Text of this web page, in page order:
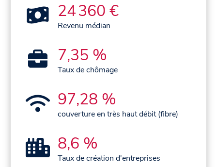
24 360 €
Revenu médian
7,35 %
Taux de chômage
97,28 %
couverture en très haut débit (fibre)
8,6 %
Taux de création d'entreprises